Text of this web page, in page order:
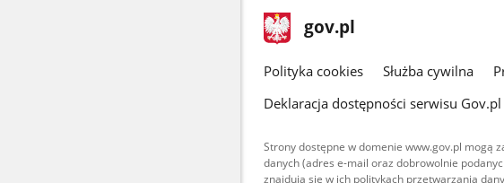
stopka
gov.pl Strona
gov.pl
gov.pl
Polityka cookies Służba cywilna
Deklaracja dostępności serwisu Gov.pl
Strony dostępne w domenie www.gov.pl mogą
danych (adres e-mail oraz dobrowolnie
znajdują się w ich politykach przetwarzania